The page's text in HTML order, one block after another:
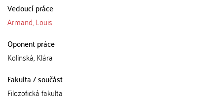
Vedoucí práce
Armand, Louis
Oponent práce
Kolinská, Klára
Fakulta / součást
Filozofická fakulta